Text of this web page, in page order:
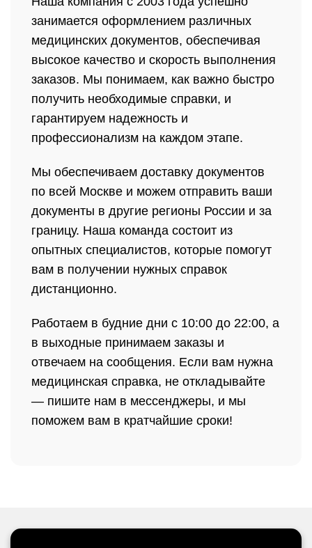
занимается оформлением различных
медицинских документов, обеспечивая
высокое качество и скорость выполнения
заказов. Мы понимаем, как важно быстро
получить необходимые справки, и
гарантируем надежность и
профессионализм на каждом этапе.
Мы обеспечиваем доставку документов
по всей Москве и можем отправить ваши
документы в другие регионы России и за
границу. Наша команда состоит из
опытных специалистов, которые помогут
вам в получении нужных справок
дистанционно.
Работаем в будние дни с 10:00 до 22:00, а
в выходные принимаем заказы и
отвечаем на сообщения. Если вам нужна
медицинская справка, не откладывайте
— пишите нам в мессенджеры, и мы
поможем вам в кратчайшие сроки!